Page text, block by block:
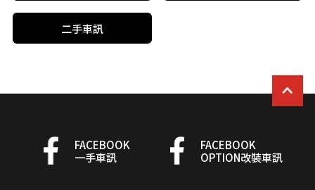
二手車訊
FACEBOOK
一手車訊
FACEBOOK
OPTION改裝車訊